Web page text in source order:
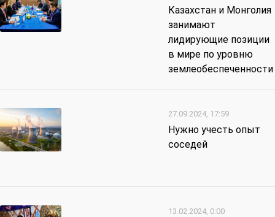
Казахстан и Монголия
занимают
лидирующие позиции
в мире по уровню
землеобеспеченности
27.09.2024, 17:59
Нужно учесть опыт
соседей
13.02.2024, 0:00